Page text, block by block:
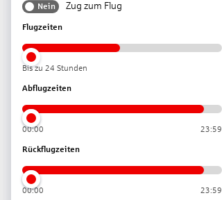
Nein Zug zum Flug
Flugzeiten
Bis zu 24 Stunden
Abflugzeiten
00:00 23:59
Rückflugzeiten
00:00 23:59